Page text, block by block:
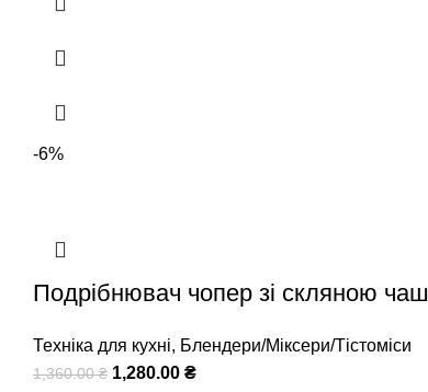
-6%
Подрібнювач чопер зі скляною
Техніка для кухні, Блендери/Міксери/Тістоміси
1,360.00₴ 1,280.00 ₴